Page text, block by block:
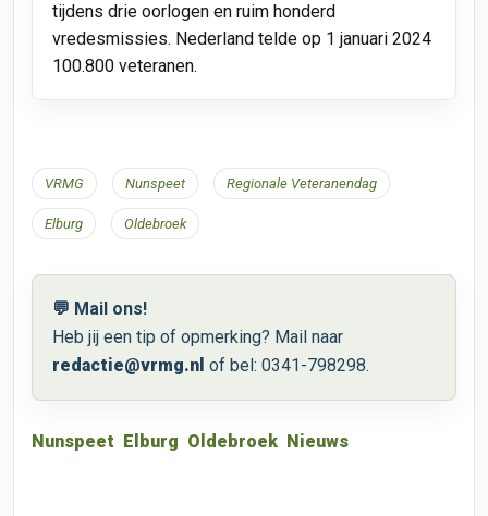
tijdens drie oorlogen en ruim honderd
vredesmissies. Nederland telde op 1 januari 2024
100.800 veteranen.
VRMG Nunspeet Regionale Veteranendag
Elburg Oldebroek
💬 Mail ons!
Heb jij een tip of opmerking? Mail naar
redactie@vrmg.nl of bel: 0341-798298.
Nunspeet Elburg Oldebroek Nieuws